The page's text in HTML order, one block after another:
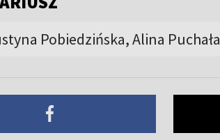
Pobiedzińska, Alina Puchała